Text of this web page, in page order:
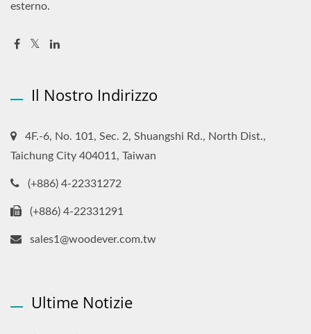
esterno.
Il Nostro Indirizzo
4F.-6, No. 101, Sec. 2, Shuangshi Rd., North Dist.,
Taichung City 404011, Taiwan
(+886) 4-22331272
(+886) 4-22331291
sales1@woodever.com.tw
Ultime Notizie